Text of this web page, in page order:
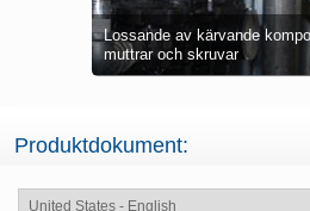
Smörjning av komplexa
Produktdokument: